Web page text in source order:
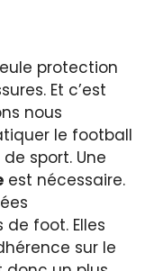
protection
Et c’est
nous
le football
sport. Une
est nécessaire.
foot. Elles
sur le